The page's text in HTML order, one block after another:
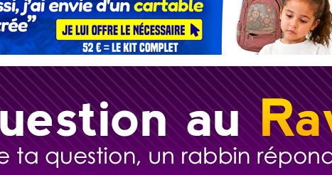
3 personnes viennent de faire un don pour 5 jours de vacances aux Orphelins
Odaya vient de donner son Maasser
13 personnes viennent de demander une bénédiction
2 personnes viennent de nous rejoindre sur WhatsApp
30 personnes viennent de faire un don pour Sauvez la jambe de Yohan
Il reste 49 places pour étudier en groupe sur Zoom
3 personnes viennent de nous rejoindre sur WhatsApp